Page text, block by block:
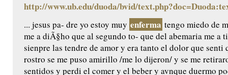
http://www.ub.edu/duoda/bvid/
... jesus pa- dre yo estoy muy enferma tengo miedo de
me a diÃ§ho que al segundo to- que del abemaria me a
sienpre las tendre de amor y era tanto el dolor que
rostro se me puso amirillo /me lo dijeron/ y se me
sentidos y perdi el comer y el beber y avnque duermo